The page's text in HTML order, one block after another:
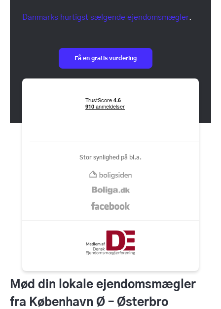
Danmarks hurtigst sælgende ejendomsmægler.
Få en gratis vurdering
Stor synlighed på bl.a.
Mød din lokale ejendomsmægler
fra København Ø – Østerbro